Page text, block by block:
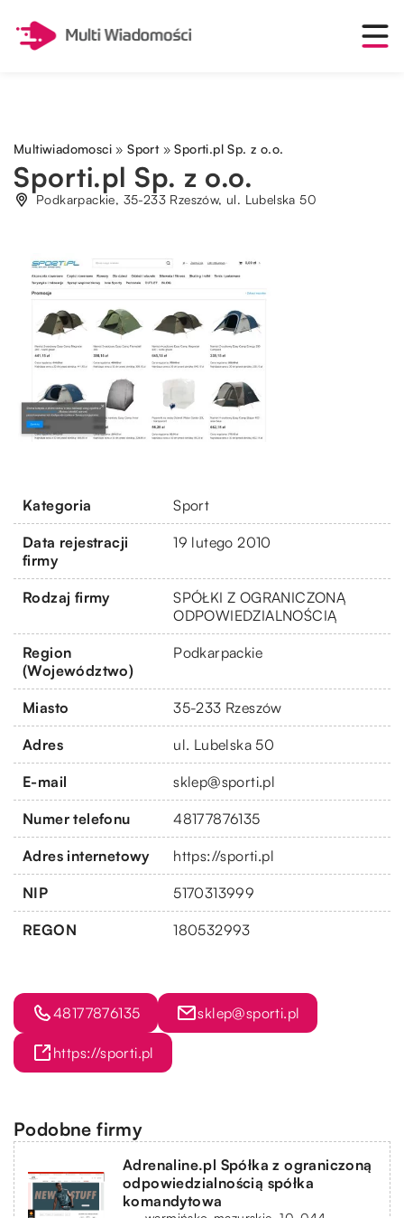
Multiwiadomosci »Sport»Sporti.pl Sp. z o.o.
Sporti.pl Sp. z o.o.
Podkarpackie, 35-233 Rzeszów, ul. Lubelska 50
Kategoria Sport
Data rejestracji
firmy
19 lutego 2010
Rodzaj firmy
SPÓŁKI Z OGRANICZONĄ
ODPOWIEDZIALNOŚCIĄ
Region
(Województwo)
Podkarpackie
Miasto 35-233 Rzeszów
Adres ul. Lubelska 50
E-mail sklep@sporti.pl
Numer telefonu 48177876135
Adres internetowy https://sporti.pl
NIP 5170313999
REGON 180532993
48177876135 sklep@sporti.pl
https://sporti.pl
Podobne firmy
Adrenaline.pl Spółka z ograniczoną
odpowiedzialnością spółka
komandytowa